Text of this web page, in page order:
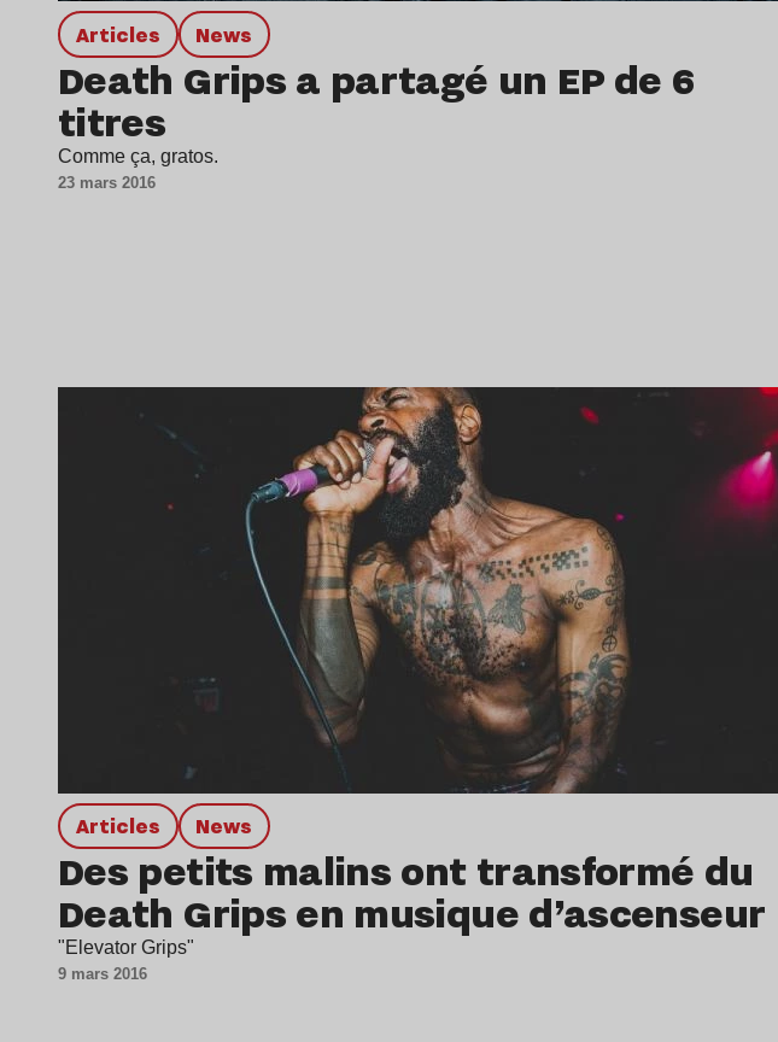
Articles news
Death Grips a partagé un EP de 6
titres
Comme ça, gratos.
23 mars 2016
Articles news
Des petits malins ont transformé du
Death Grips en musique d’ascenseur
"Elevator Grips"
9 mars 2016